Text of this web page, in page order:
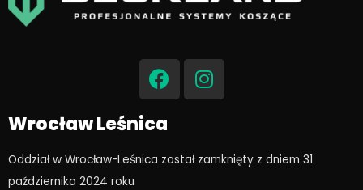
F
a
c
e
b
o
o
I
n
s
g
r
Wrocław Leśnica
Oddział w Wrocław-Leśnica został zamknięty z dniem 31
października 2024 roku​